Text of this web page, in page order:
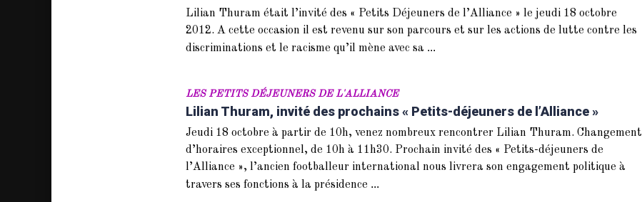
Lilian Thuram était l’invité des « Petits Déjeuners de l’Alliance » le jeudi 18 octobre
2012. A cette occasion il est revenu sur son parcours et sur les actions de lutte contre les
discriminations et le racisme qu’il mène avec sa ...
LES PETITS DÉJEUNERS DE L'ALLIANCE
Lilian Thuram, invité des prochains « Petits-déjeuners de l’Alliance »
Jeudi 18 octobre à partir de 10h, venez nombreux rencontrer Lilian Thuram. Changement
d’horaires exceptionnel, de 10h à 11h30. Prochain invité des « Petits-déjeuners de
l’Alliance », l’ancien footballeur international nous livrera son engagement politique à
travers ses fonctions à la présidence ...